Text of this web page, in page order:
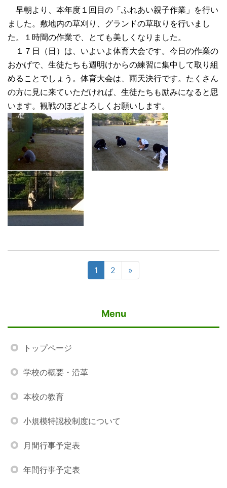
早朝より、本年度１回目の「ふれあい親子作業」を行い
ました。敷地内の草刈り、グランドの草取りを行いまし
た。１時間の作業で、とても美しくなりました。
１７日（日）は、いよいよ体育大会です。今日の作業の
おかげで、生徒たちも週明けからの練習に集中して取り組
めることでしょう。体育大会は、雨天決行です。たくさん
の方に見に来ていただければ、生徒たちも励みになると思
います。観戦のほどよろしくお願いします。
1 2 »
Menu
トップページ
学校の概要・沿革
本校の教育
小規模特認校制度について
月間行事予定表
年間行事予定表